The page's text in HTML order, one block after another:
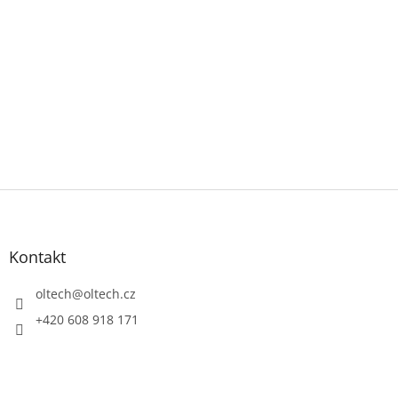
Z
Kontakt
oltech@oltech.cz
+420 608 918 171